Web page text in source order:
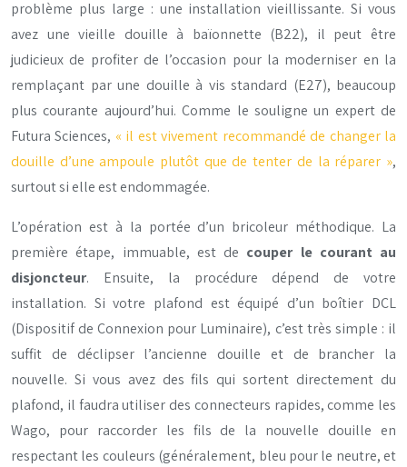
problème plus large : une installation vieillissante. Si vous
avez une vieille douille à baïonnette (B22), il peut être
judicieux de profiter de l’occasion pour la moderniser en la
remplaçant par une douille à vis standard (E27), beaucoup
plus courante aujourd’hui. Comme le souligne un expert de
Futura Sciences, « il est vivement recommandé de changer la
douille d’une ampoule plutôt que de tenter de la réparer »,
surtout si elle est endommagée.
L’opération est à la portée d’un bricoleur méthodique. La
première étape, immuable, est de couper le courant au
disjoncteur. Ensuite, la procédure dépend de votre
installation. Si votre plafond est équipé d’un boîtier DCL
(Dispositif de Connexion pour Luminaire), c’est très simple : il
suffit de déclipser l’ancienne douille et de brancher la
nouvelle. Si vous avez des fils qui sortent directement du
plafond, il faudra utiliser des connecteurs rapides, comme les
Wago, pour raccorder les fils de la nouvelle douille en
respectant les couleurs (généralement, bleu pour le neutre, et